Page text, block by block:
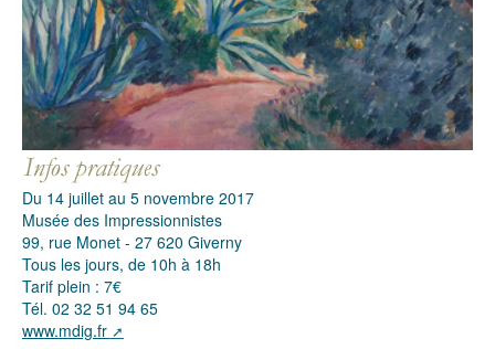
Du 14 juillet au 5 novembre 2017
Musée des Impressionnistes
99, rue Monet - 27 620 Giverny
Tous les jours, de 10h à 18h
Tarif plein : 7€
Tél. 02 32 51 94 65
www.mdig.fr